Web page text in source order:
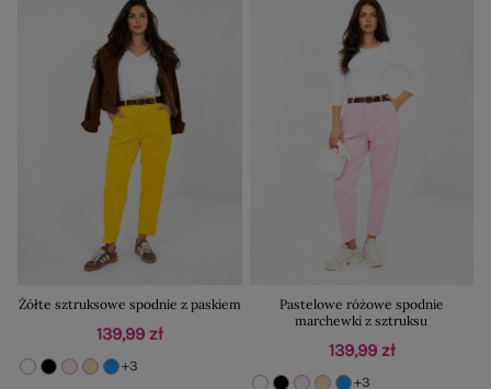
Żółte sztruksowe spodnie z paskiem
139,99 zł
+3
Pastelowe różowe spodnie
marchewki z sztruksu
139,99 zł
+3